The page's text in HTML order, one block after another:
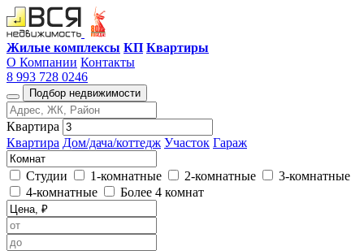
Жилые комплексы КП Квартиры
О Компании Контакты
8 993 728 0246
Подбор недвижимости
Квартира
Квартира Дом/дача/коттедж Участок Гараж
Студии 1-комнатные 2-комнатные
3-комнатные
4-комнатные
Более 4 комнат